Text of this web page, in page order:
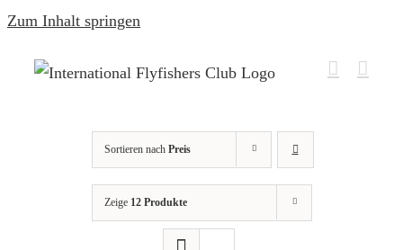
Zum Inhalt springen
Sortieren nach Preis
Zeige 12 Produkte